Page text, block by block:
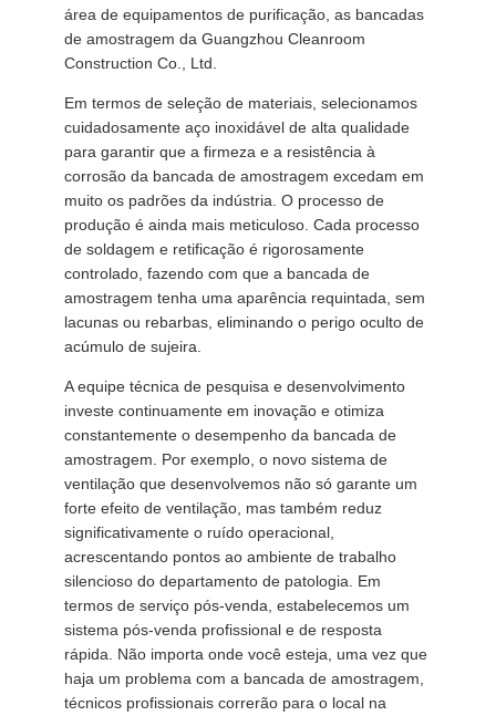
área de equipamentos de purificação, as bancadas
de amostragem da Guangzhou Cleanroom
Construction Co., Ltd.
Em termos de seleção de materiais, selecionamos
cuidadosamente aço inoxidável de alta qualidade
para garantir que a firmeza e a resistência à
corrosão da bancada de amostragem excedam em
muito os padrões da indústria. O processo de
produção é ainda mais meticuloso. Cada processo
de soldagem e retificação é rigorosamente
controlado, fazendo com que a bancada de
amostragem tenha uma aparência requintada, sem
lacunas ou rebarbas, eliminando o perigo oculto de
acúmulo de sujeira.
A equipe técnica de pesquisa e desenvolvimento
investe continuamente em inovação e otimiza
constantemente o desempenho da bancada de
amostragem. Por exemplo, o novo sistema de
ventilação que desenvolvemos não só garante um
forte efeito de ventilação, mas também reduz
significativamente o ruído operacional,
acrescentando pontos ao ambiente de trabalho
silencioso do departamento de patologia. Em
termos de serviço pós-venda, estabelecemos um
sistema pós-venda profissional e de resposta
rápida. Não importa onde você esteja, uma vez que
haja um problema com a bancada de amostragem,
técnicos profissionais correrão para o local na